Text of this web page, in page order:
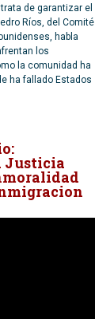
de garantizar el
Ríos, del Comité
habla
los
la comunidad ha
ha fallado Estados
Justicia